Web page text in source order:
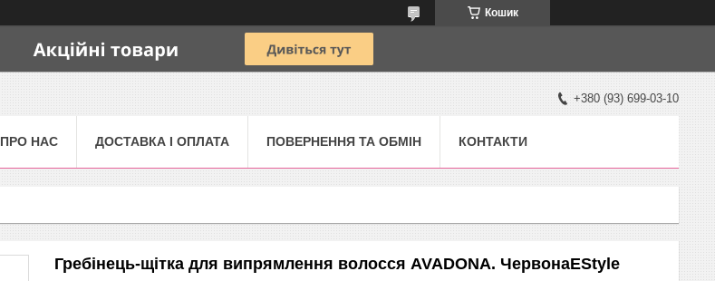
Кошик
+380 (93) 699-03-10
ПРО НАС ДОСТАВКА І ОПЛАТА ПОВЕРНЕННЯ ТА ОБМІН КОНТАКТИ
Гребінець-щітка для випрямлення волосся AVADONA. ЧервонаEStyle